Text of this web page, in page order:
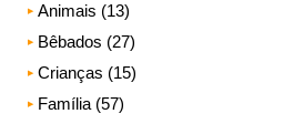
Animais (13)
Bêbados (27)
Crianças (15)
Família (57)